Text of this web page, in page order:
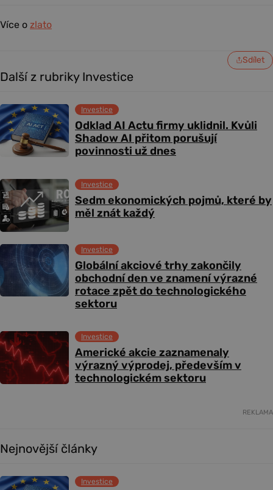
Více o zlato
Sdílet
Další z rubriky Investice
Odklad AI Actu firmy uklidnil. Kvůli
Shadow AI přitom porušují
povinnosti už dnes
Investice
Sedm ekonomických pojmů, které by
měl znát každý
Investice
Globální akciové trhy zakončily
obchodní den ve znamení výrazné
rotace zpět do technologického
sektoru
Investice
Americké akcie zaznamenaly
výrazný výprodej, především v
technologickém sektoru
Investice
REKLAMA
Nejnovější články
Investice